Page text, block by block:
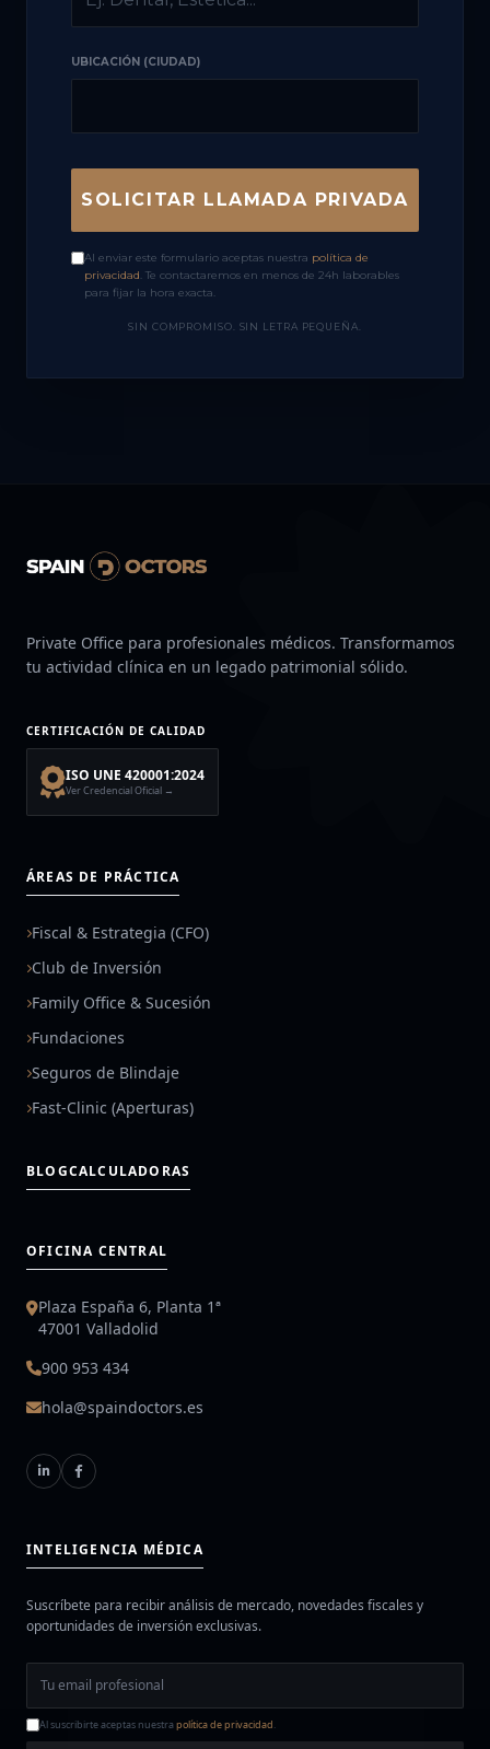
UBICACIÓN (CIUDAD)
SOLICITAR LLAMADA PRIVADA
Al enviar este formulario aceptas nuestra política de
privacidad. Te contactaremos en menos de 24h laborables
para fijar la hora exacta.
SIN COMPROMISO. SIN LETRA PEQUEÑA.
Private Office para profesionales médicos. Transformamos
tu actividad clínica en un legado patrimonial sólido.
CERTIFICACIÓN DE CALIDAD
ISO UNE 420001:2024
Ver Credencial Oficial →
ÁREAS DE PRÁCTICA
Fiscal & Estrategia (CFO)
Club de Inversión
Family Office & Sucesión
Fundaciones
Seguros de Blindaje
Fast-Clinic (Aperturas)
BLOGCALCULADORAS
OFICINA CENTRAL
Plaza España 6, Planta 1ª
47001 Valladolid
900 953 434
hola@spaindoctors.es
INTELIGENCIA MÉDICA
Suscríbete para recibir análisis de mercado, novedades fiscales y
oportunidades de inversión exclusivas.
Al suscribirte aceptas nuestrapolítica de privacidad.